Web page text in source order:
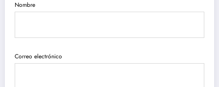
Nombre
Correo electrónico